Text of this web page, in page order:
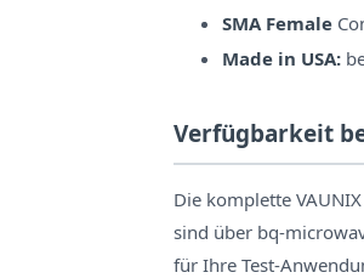
SMA Female
Made in USA:
Verfügbarkeit
Die komplette
sind über bq-
für Ihre Test-